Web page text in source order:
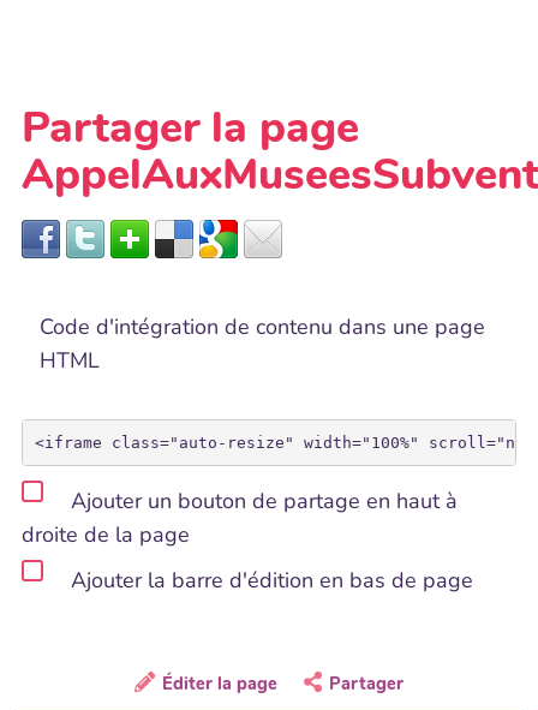
Partager la page
Code d'intégration de contenu dans une page
HTML
Ajouter un bouton de partage en haut à
droite de la page
Ajouter la barre d'édition en bas de page
Éditer la page Partager